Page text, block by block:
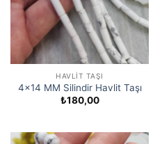
HAVLIT TAŞI
4×14 MM Silindir Havlit Taşı
₺180,00